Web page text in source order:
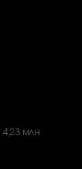
4,23 млн